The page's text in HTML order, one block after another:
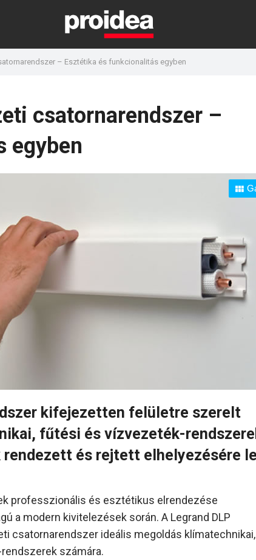
– Esztétika és funkcionalitás egyben
csatornarendszer –
egyben
kifejezetten felületre szerelt
fűtési és vízvezeték-
rendezett és rejtett elhelyezésére
professzionális és esztétikus elrendezése
a modern kivitelezések során. A Legrand DLP
csatornarendszer ideális megoldás
számára.